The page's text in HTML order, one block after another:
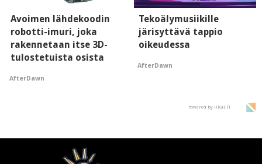
Avoimen lähdekoodin
robotti-imuri, joka
rakennetaan itse 3D-
tulostetuista osista
AfterDawn
Tekoälymusiikille
järisyttävä tappio
oikeudessa
AfterDawn
Powered by HIGH.FI